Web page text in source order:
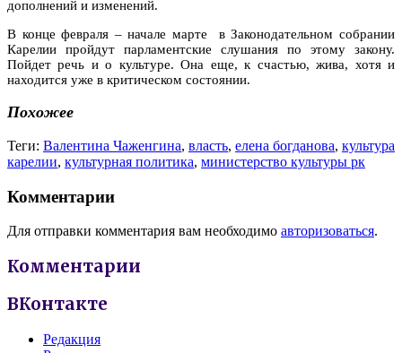
дополнений и изменений.
В конце февраля – начале марте в Законодательном собрании
Карелии пройдут парламентские слушания по этому закону.
Пойдет речь и о культуре. Она еще, к счастью, жива, хотя и
находится уже в критическом состоянии.
Похожее
Теги: Валентина Чаженгина, власть, елена богданова, культура
карелии, культурная политика, министерство культуры рк
Комментарии
Для отправки комментария вам необходимо авторизоваться.
Комментарии
ВКонтакте
Редакция